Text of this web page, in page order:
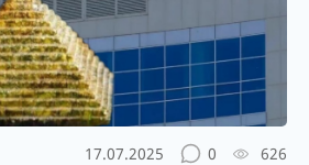
17.07.2025 0 626